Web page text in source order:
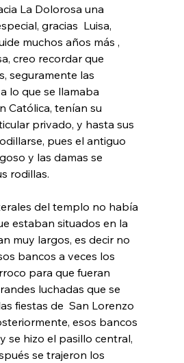
La Dolorosa una
gracias  Luisa,
muchos años más ,
creo recordar que
seguramente las
lo que se llamaba
Católica, tenían su
privado, y hasta sus
pues el antiguo
y las damas se
rodillas.
del templo no había
estaban situados en la
muy largos, es decir no
bancos a veces los
para que fueran
luchadas que se
fiestas de  San Lorenzo
esos bancos
se hizo el pasillo central,
se trajeron los